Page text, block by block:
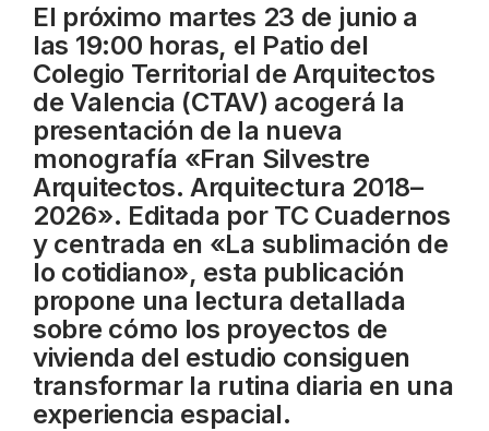
El próximo martes 23 de junio a
las 19:00 horas, el Patio del
Colegio Territorial de Arquitectos
de Valencia (CTAV) acogerá la
presentación de la nueva
monografía «Fran Silvestre
Arquitectos. Arquitectura 2018–
2026». Editada por TC Cuadernos
y centrada en «La sublimación de
lo cotidiano», esta publicación
propone una lectura detallada
sobre cómo los proyectos de
vivienda del estudio consiguen
transformar la rutina diaria en una
experiencia espacial.